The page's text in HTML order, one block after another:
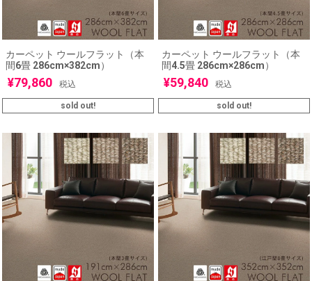
カーペット ウールフラット（本
間6畳 286cm×382cm）
¥79,860 税込
sold out!
カーペット ウールフラット（本
間4.5畳 286cm×286cm）
¥59,840 税込
sold out!